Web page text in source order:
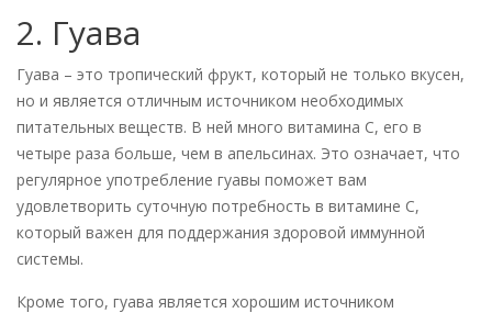
2. Гуава
Гуава – это тропический фрукт, который не только вкусен,
но и является отличным источником необходимых
питательных веществ. В ней много витамина С, его в
четыре раза больше, чем в апельсинах. Это означает, что
регулярное употребление гуавы поможет вам
удовлетворить суточную потребность в витамине С,
который важен для поддержания здоровой иммунной
системы.
Кроме того, гуава является хорошим источником